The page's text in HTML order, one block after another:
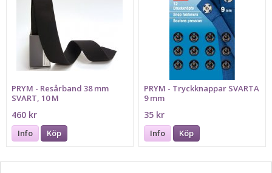
PRYM - Resårband 38 mm
SVART, 10 M
460 kr
Info Köp
PRYM - Tryckknappar SVARTA
9 mm
35 kr
Info Köp